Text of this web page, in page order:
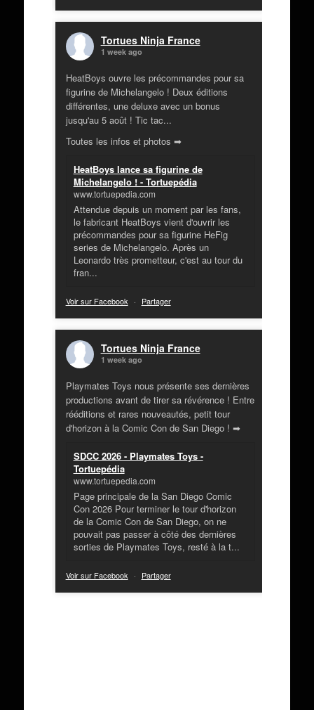
Tortues Ninja France
1 week ago
HeatBoys ouvre les précommandes pour sa
figurine de Michelangelo ! Deux éditions
différentes, une deluxe avec un bonus
jusqu'au 5 août ! Tic tac...
Toutes les infos et photos ➡
HeatBoys lance sa figurine de
Michelangelo ! - Tortuepédia
www.tortuepedia.com
Attendue depuis un moment par les fans,
le fabricant HeatBoys vient d'ouvrir les
précommandes pour sa figurine HeFig
series de Michelangelo. Après un
Leonardo très prometteur, c'est au tour du
fran...
Voir sur Facebook · Partager
Tortues Ninja France
1 week ago
Playmates Toys nous présente ses dernières
productions avant de tirer sa révérence ! Entre
rééditions et rares nouveautés, petit tour
d'horizon à la Comic Con de San Diego ! ➡
SDCC 2026 - Playmates Toys -
Tortuepédia
www.tortuepedia.com
Page principale de la San Diego Comic
Con 2026 Pour terminer le tour d'horizon
de la Comic Con de San Diego, on ne
pouvait pas passer à côté des dernières
sorties de Playmates Toys, resté à la t...
Voir sur Facebook · Partager